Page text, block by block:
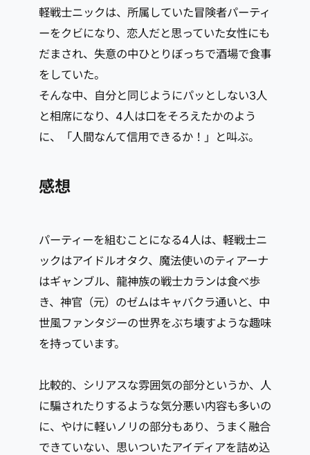
軽戦士ニックは、所属していた冒険者パーティ
ーをクビになり、恋人だと思っていた女性にも
だまされ、失意の中ひとりぼっちで酒場で食事
をしていた。
そんな中、自分と同じようにパッとしない3人
と相席になり、4人は口をそろえたかのよう
に、「人間なんて信用できるか！」と叫ぶ。
感想
パーティーを組むことになる4人は、軽戦士ニ
ックはアイドルオタク、魔法使いのティアーナ
はギャンブル、龍神族の戦士カランは食べ歩
き、神官（元）のゼムはキャバクラ通いと、中
世風ファンタジーの世界をぶち壊すような趣味
を持っています。
比較的、シリアスな雰囲気の部分というか、人
に騙されたりするような気分悪い内容も多いの
に、やけに軽いノリの部分もあり、うまく融合
できていない、思いついたアイディアを詰め込